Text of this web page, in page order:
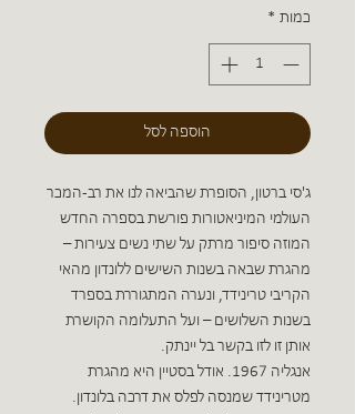
כמות *
הוספה לסל
ג'סי ברטון, הסופרת שהביאה לנו את רב-המכר
העולמי המיניאטורות פורשת בספרה החדש
המוזה סיפור מרתק על שתי נשים צעירות –
מהגרת שבאה בשנות השישים ללונדון מהאי
הקריבי טרינידד, ונערה המתגוררת בספרד
בשנות השלושים – ועל התעלומה הקושרת
אותן זו לזו בקשר בל יינתק.
אנגליה 1967. אודל בסטיין היא מהגרת
מטרינידד שמנסה לפלס את דרכה בלונדון.